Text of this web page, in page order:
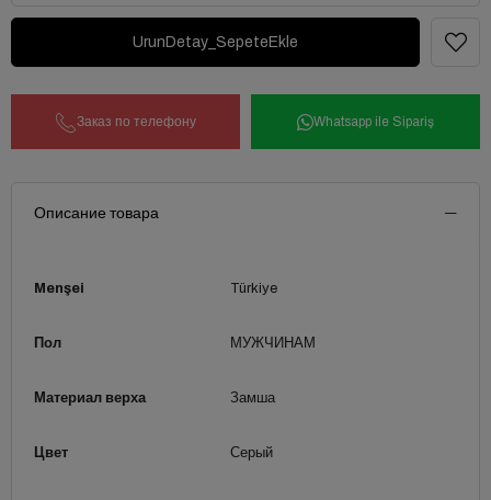
Заказ по телефону Whatsapp ile Sipariş
Описание товара
Menşei Türkiye
Пол МУЖЧИНАМ
Материал верха Замша
Цвет Серый